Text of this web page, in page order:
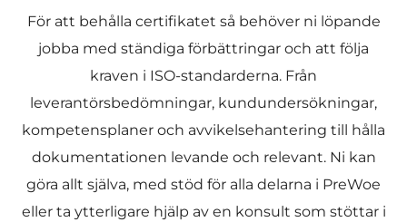
För att behålla certifikatet så behöver ni löpande
jobba med ständiga förbättringar och att följa
kraven i ISO-standarderna. Från
leverantörsbedömningar, kundundersökningar,
kompetensplaner och avvikelsehantering till hålla
dokumentationen levande och relevant. Ni kan
göra allt själva, med stöd för alla delarna i PreWoe
eller ta ytterligare hjälp av en konsult som stöttar i